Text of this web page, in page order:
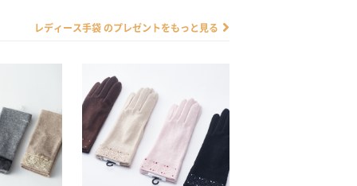
レディース手袋 のプレゼントをもっと見る